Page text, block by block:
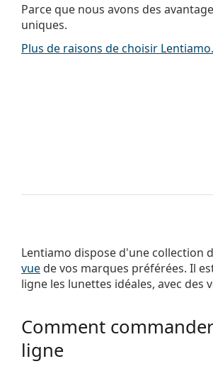
Parce que nous avons des
uniques.
Plus de raisons de choisir
Lentiamo dispose d'une collection
vue de vos marques préférées. Il
ligne les lunettes idéales, avec des
Comment
ligne